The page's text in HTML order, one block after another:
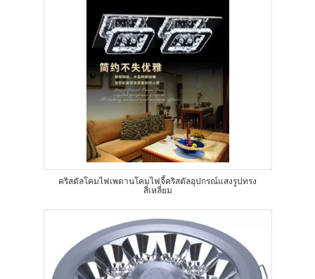
คริสตัลโคมไฟเพดานโคมไฟจี้คริสตัลอุปกรณ์แสงรูปทรง
สี่เหลี่ยม